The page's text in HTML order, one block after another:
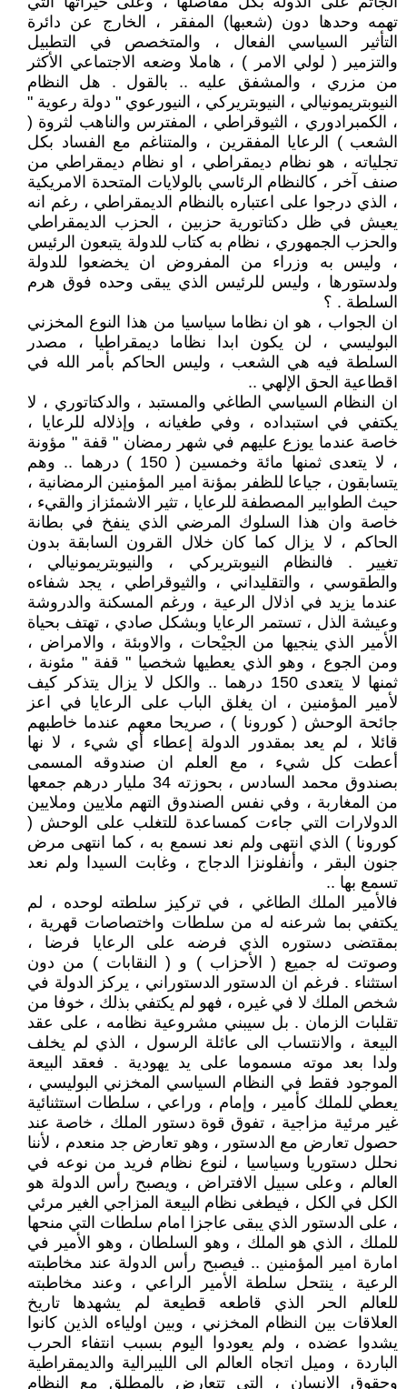
تهمه وحدها دون (شعبها) المفقر ، الخارج عن دائرة
التأثير السياسي الفعال ، والمتخصص في التطبيل
والتزمير ( لولي الامر ) ، هاملا وضعه الاجتماعي الأكثر
من مزري ، والمشفق عليه .. بالقول . هل النظام
النيوبتريمونيالي ، النيوبتريركي ، النيورعوي " دولة رعوية "
، الكمبرادوري ، الثيوقراطي ، المفترس والناهب لثروة (
الشعب ) الرعايا المفقرين ، والمتناغم مع الفساد بكل
تجلياته ، هو نظام ديمقراطي ، او نظام ديمقراطي من
صنف آخر ، كالنظام الرئاسي بالولايات المتحدة الامريكية
، الذي درجوا على اعتباره بالنظام الديمقراطي ، رغم انه
يعيش في ظل دكتاتورية حزبين ، الحزب الديمقراطي
والحزب الجمهوري ، نظام به كتاب للدولة يتبعون الرئيس
، وليس به وزراء من المفروض ان يخضعوا للدولة
ولدستورها ، وليس للرئيس الذي يبقى وحده فوق هرم
السلطة . ؟
ان الجواب ، هو ان نظاما سياسيا من هذا النوع المخزني
البوليسي ، لن يكون ابدا نظاما ديمقراطيا ، مصدر
السلطة فيه هي الشعب ، وليس الحاكم بأمر الله في
اقطاعية الحق الإلهي ..
ان النظام السياسي الطاغي والمستبد ، والدكتاتوري ، لا
يكتفي في استبداده ، وفي طغيانه ، وإذلاله للرعايا ،
خاصة عندما يوزع عليهم في شهر رمضان " قفة " مؤونة
، لا يتعدى ثمنها مائة وخمسين ( 150 ) درهما .. وهم
يتسابقون ، جياعا للظفر بمؤنة امير المؤمنين الرمضانية ،
حيث الطوابير المصطفة للرعايا ، تثير الاشمئزاز والقيء ،
خاصة وان هذا السلوك المرضي الذي ينفخ في بطانة
الحاكم ، لا يزال كما كان خلال القرون السابقة بدون
تغيير . فالنظام النيوبتريركي ، والنيوبتريمونيالي ،
والطقوسي ، والتقليداني ، والثيوقراطي ، يجد شفاءه
عندما يزيد في اذلال الرعية ، ورغم المسكنة والدروشة
وعيشة الذل ، تستمر الرعايا وبشكل صادي ، تهتف بحياة
الأمير الذي ينجيها من الجيْحات ، والاوبئة ، والامراض ،
ومن الجوع ، وهو الذي يعطيها شخصيا " قفة " مئونة ،
ثمنها لا يتعدى 150 درهما .. والكل لا يزال يتذكر كيف
لأمير المؤمنين ، ان يغلق الباب على الرعايا في اعز
جائحة الوحش ( كورونا ) ، صريحا معهم عندما خاطبهم
قائلا ، لم يعد بمقدور الدولة إعطاء أي شيء ، لا نها
أعطت كل شيء ، مع العلم ان صندوقه المسمى
بصندوق محمد السادس ، بحوزته 34 مليار درهم جمعها
من المغاربة ، وفي نفس الصندوق التهم ملايين وملايين
الدولارات التي جاءت كمساعدة للتغلب على الوحش (
كورونا ) الذي انتهى ولم نعد نسمع به ، كما انتهى مرض
جنون البقر ، وأنفلونزا الدجاج ، وغابت السيدا ولم نعد
تسمع بها ..
فالأمير الملك الطاغي ، في تركيز سلطته لوحده ، لم
يكتفي بما شرعنه له من سلطات واختصاصات قهرية ،
بمقتضى دستوره الذي فرضه على الرعايا فرضا ،
وصوتت له جميع ( الأحزاب ) و ( النقابات ) من دون
استثناء . فرغم ان الدستور الدستوراني ، يركز الدولة في
شخص الملك لا في غيره ، فهو لم يكتفي بذلك ، خوفا من
تقلبات الزمان . بل سيبني مشروعية نظامه ، على عقد
البيعة ، والانتساب الى عائلة الرسول ، الذي لم يخلف
ولدا بعد موته مسموما على يد يهودية . فعقد البيعة
الموجود فقط في النظام السياسي المخزني البوليسي ،
يعطي للملك كأمير ، وإمام ، وراعي ، سلطات استثنائية
غير مرئية مزاجية ، تفوق قوة دستور الملك ، خاصة عند
حصول تعارض مع الدستور ، وهو تعارض جد منعدم ، لأننا
نحلل دستوريا وسياسيا ، لنوع نظام فريد من نوعه في
العالم ، وعلى سبيل الافتراض ، ويصبح رأس الدولة هو
الكل في الكل ، فيطغى نظام البيعة المزاجي الغير مرئي
، على الدستور الذي يبقى عاجزا امام سلطات التي منحها
للملك ، الذي هو الملك ، وهو السلطان ، وهو الأمير في
امارة امير المؤمنين .. فيصبح رأس الدولة عند مخاطبته
الرعية ، ينتحل سلطة الأمير الراعي ، وعند مخاطبته
للعالم الحر الذي قاطعه قطيعة لم يشهدها تاريخ
العلاقات بين النظام المخزني ، وبين اولياءه الذين كانوا
يشدوا عضده ، ولم يعودوا اليوم بسبب انتفاء الحرب
الباردة ، وميل اتجاه العالم الى الليبرالية والديمقراطية
وحقوق الانسان ، التي تتعارض بالمطلق مع النظام